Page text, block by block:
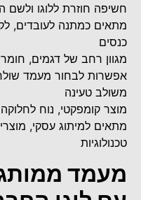
חשיפה חוזרת ללוגו ולשם
מתאים כמתנה לעובדים,
כנסים
מגוון רחב של דגמים,
אפשרות לבחור מעמד
משולב טעינה
מוצר קומפקטי, נוח לחלוקה
מתאים למיתוג עסקי,
טכנולוגיות
מעמד